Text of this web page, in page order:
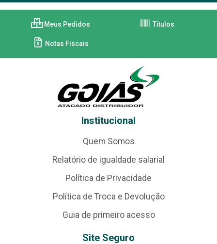
Meus Pedidos Títulos
Notas Fiscais
Institucional
Quem Somos
Relatório de igualdade salarial
Política de Privacidade
Política de Troca e Devolução
Guia de primeiro acesso
Site Seguro